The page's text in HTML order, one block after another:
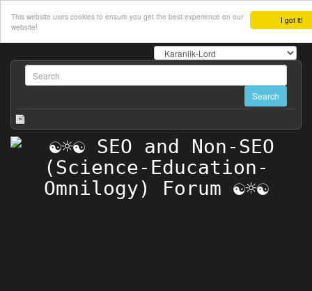
I got it!
This website uses cookies to ensure you get the best experience on our
website!